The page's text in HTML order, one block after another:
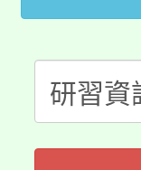
程，
心理
系所
縣市
門員
踴躍
桃園
要點
「桃
展演
115
義教